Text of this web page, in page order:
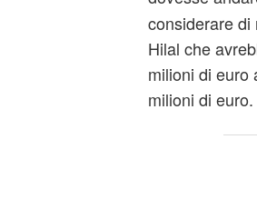
considerare di
Hilal che
milioni di euro
milioni di euro.